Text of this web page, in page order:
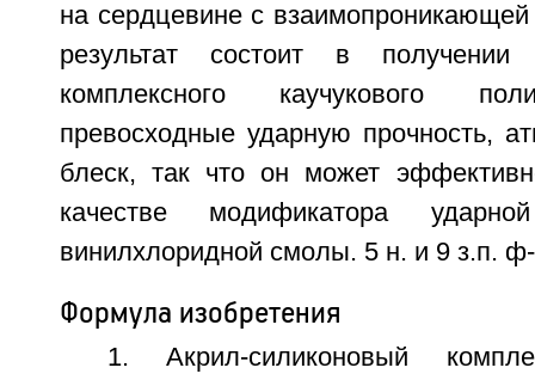
на сердцевине с взаимопроникающей
результат состоит в получении
комплексного каучукового
превосходные ударную прочность,
блеск, так что он может
качестве модификатора
винилхлоридной смолы. 5 н. и 9 з.п.
Формула изобретения
1. Акрил-силиконовый